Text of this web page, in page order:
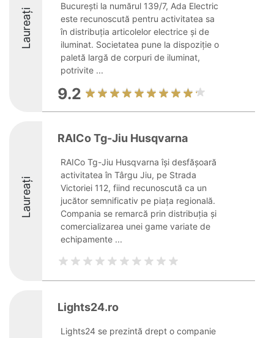
Laureați
București la numărul 139/7, Ada Electric
este recunoscută pentru activitatea sa
în distribuția articolelor electrice și de
iluminat. Societatea pune la dispoziție o
paletă largă de corpuri de iluminat,
potrivite ...
9.2
Laureați
RAICo Tg-Jiu Husqvarna
RAICo Tg-Jiu Husqvarna își desfășoară
activitatea în Târgu Jiu, pe Strada
Victoriei 112, fiind recunoscută ca un
jucător semnificativ pe piața regională.
Compania se remarcă prin distribuția și
comercializarea unei game variate de
echipamente ...
Lights24.ro
Lights24 se prezintă drept o companie